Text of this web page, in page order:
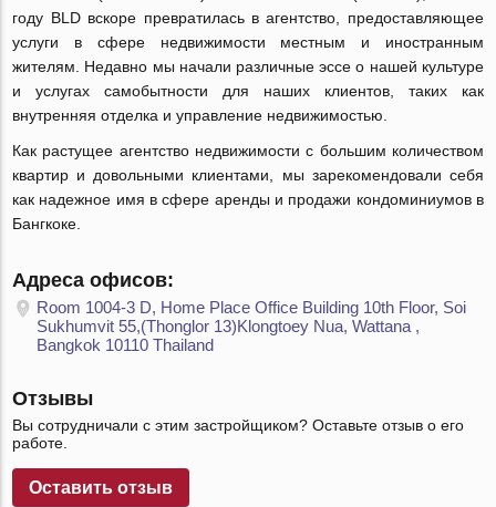
году BLD вскоре превратилась в агентство, предоставляющее
услуги в сфере недвижимости местным и иностранным
жителям. Недавно мы начали различные эссе о нашей культуре
и услугах самобытности для наших клиентов, таких как
внутренняя отделка и управление недвижимостью.
Как растущее агентство недвижимости с большим количеством
квартир и довольными клиентами, мы зарекомендовали себя
как надежное имя в сфере аренды и продажи кондоминиумов в
Бангкоке.
Адреса офисов:
Room 1004-3 D, Home Place Office Building 10th Floor, Soi
Sukhumvit 55,(Thonglor 13)Klongtoey Nua, Wattana ,
Bangkok 10110 Thailand
Отзывы
Вы сотрудничали с этим застройщиком? Оставьте отзыв о его
работе.
Оставить отзыв